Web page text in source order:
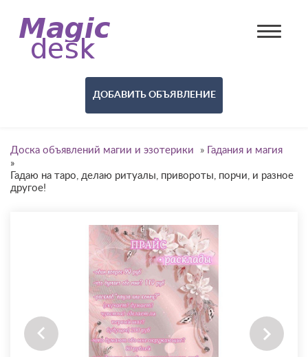
ДОБАВИТЬ ОБЪЯВЛЕНИЕ
Доска объявлений магии и эзотерики »
Гадания и магия
»
Гадаю на таро, делаю ритуалы, привороты, порчи, и разное
другое!